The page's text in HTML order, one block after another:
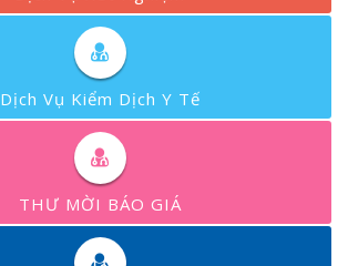
Dịch Vụ Kiểm Dịch Y Tế
THƯ MỜI BÁO GIÁ